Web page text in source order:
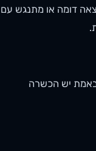
דומה או מתנגש עם
באמת יש הכשרה